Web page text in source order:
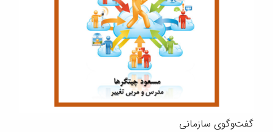
گفت‌وگوی سازمانی